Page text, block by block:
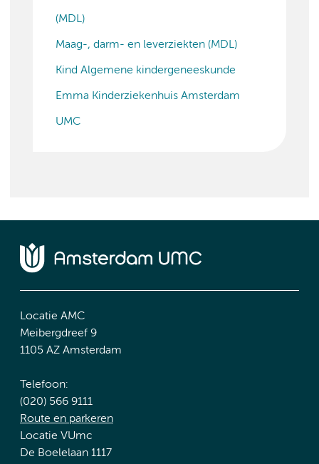
(MDL)
Maag-, darm- en leverziekten (MDL)
Kind Algemene kindergeneeskunde
Emma Kinderziekenhuis Amsterdam
UMC
Locatie AMC
Meibergdreef 9
1105 AZ Amsterdam
Telefoon:
(020) 566 9111
Route en parkeren
Locatie VUmc
De Boelelaan 1117